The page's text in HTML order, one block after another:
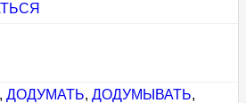
, ДОДУМАТЬ, ДОДУМЫВАТЬ,